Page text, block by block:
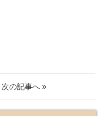
次の記事へ »